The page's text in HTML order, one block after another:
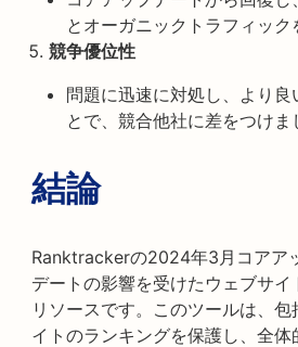
とオーガニックトラフィック
競争優位性
問題に迅速に対処し、より
とで、競合他社に差をつけま
結論
Ranktrackerの2024年3月コアア
デートの影響を受けたウェブサ
リソースです。このツールは、
イトのランキングを保護し、全